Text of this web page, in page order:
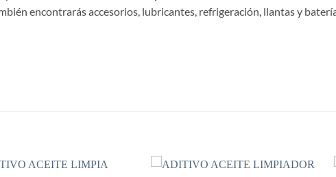
encontrarás accesorios, lubricantes, refrigeración, llantas y